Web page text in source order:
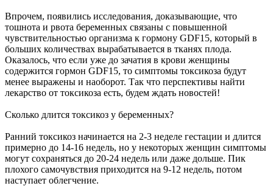
Впрочем, появились исследования, доказывающие, что
тошнота и рвота беременных связаны с повышенной
чувствительностью организма к гормону GDF15, который в
больших количествах вырабатывается в тканях плода.
Оказалось, что если уже до зачатия в крови женщины
содержится гормон GDF15, то симптомы токсикоза будут
менее выражены и наоборот. Так что перспективы найти
лекарство от токсикоза есть, будем ждать новостей!
Сколько длится токсикоз у беременных?
Ранний токсикоз начинается на 2-3 неделе гестации и длится
примерно до 14-16 недель, но у некоторых женщин симптомы
могут сохраняться до 20-24 недель или даже дольше. Пик
плохого самочувствия приходится на 9-12 недель, потом
наступает облегчение.